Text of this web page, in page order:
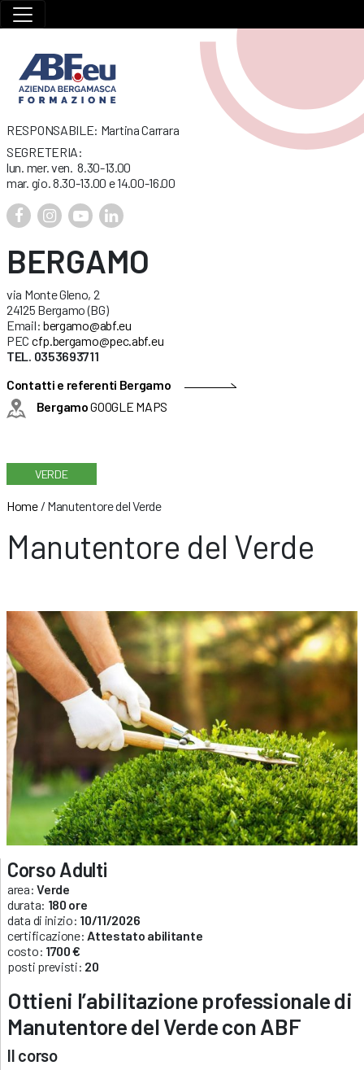
RESPONSABILE: Martina Carrara
SEGRETERIA:
lun. mer. ven. 8.30-13.00
mar. gio. 8.30-13.00 e 14.00-16.00
BERGAMO
via Monte Gleno, 2
24125 Bergamo (BG)
Email: bergamo@abf.eu
PEC cfp.bergamo@pec.abf.eu
TEL. 0353693711
Contatti e referenti Bergamo
BergamoGOOGLE MAPS
VERDE
Home/ Manutentore del Verde
Manutentore del Verde
Corso Adulti
area:Verde
durata: 180 ore
data di inizio: 10/11/2026
certificazione: Attestato abilitante
costo: 1700 €
posti previsti: 20
Ottieni l’abilitazione professionale di
Manutentore del Verde con ABF
Il corso